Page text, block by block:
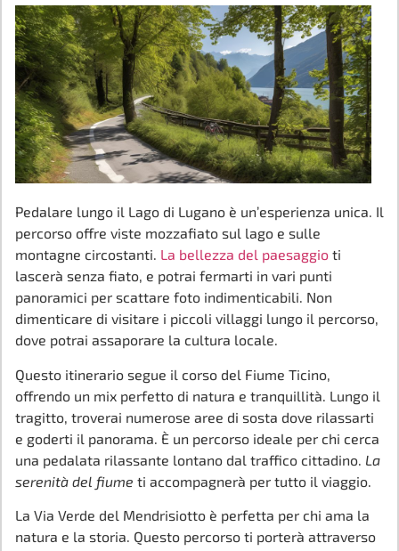
Pedalare lungo il Lago di Lugano è un’esperienza unica. Il
percorso offre viste mozzafiato sul lago e sulle
montagne circostanti. La bellezza del paesaggio ti
lascerà senza fiato, e potrai fermarti in vari punti
panoramici per scattare foto indimenticabili. Non
dimenticare di visitare i piccoli villaggi lungo il percorso,
dove potrai assaporare la cultura locale.
Questo itinerario segue il corso del Fiume Ticino,
offrendo un mix perfetto di natura e tranquillità. Lungo il
tragitto, troverai numerose aree di sosta dove rilassarti
e goderti il panorama. È un percorso ideale per chi cerca
una pedalata rilassante lontano dal traffico cittadino. La
serenità del fiume ti accompagnerà per tutto il viaggio.
La Via Verde del Mendrisiotto è perfetta per chi ama la
natura e la storia. Questo percorso ti porterà attraverso